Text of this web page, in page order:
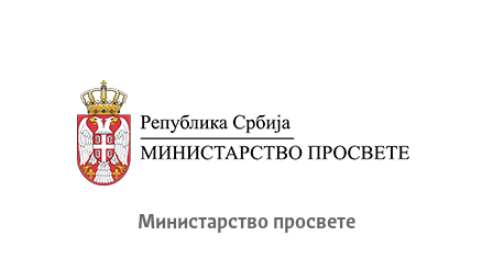
Министарство просвете